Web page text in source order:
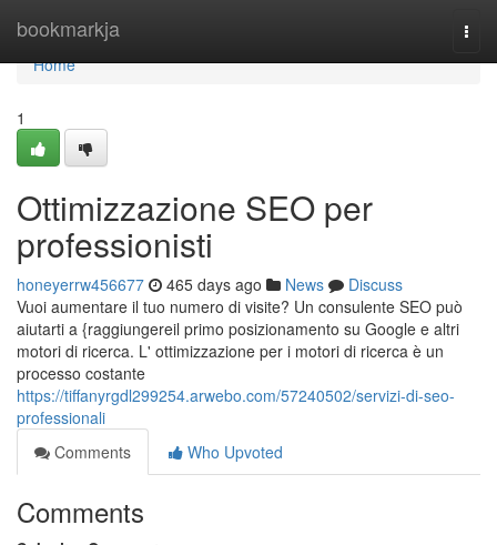
bookmarkja
Home
Home
1
Ottimizzazione SEO per
professionisti
honeyerrw456677 465 days ago News
Discuss
Vuoi aumentare il tuo numero di visite? Un consulente SEO può
aiutarti a {raggiungereil primo posizionamento su Google e altri
motori di ricerca. L' ottimizzazione per i motori di ricerca è un
processo costante
https://tiffanyrgdl299254.arwebo.com/57240502/servizi-di-seo-
professionali
Comments
Who Upvoted
Comments